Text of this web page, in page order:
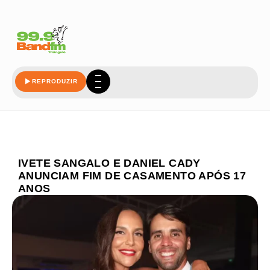
REPRODUZIR
IVETE SANGALO E DANIEL CADY
ANUNCIAM FIM DE CASAMENTO APÓS 17
ANOS